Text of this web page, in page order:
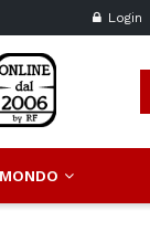
Login